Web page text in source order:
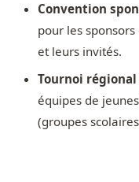
Convention
pour les
et leurs invités.
Tournoi
équipes de
(groupes